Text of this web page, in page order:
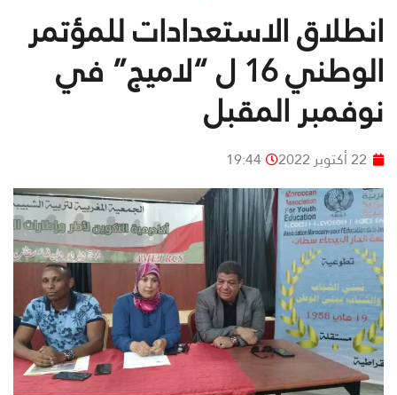
انطلاق الاستعدادات للمؤتمر
الوطني 16 ل “لاميج” في
نوفمبر المقبل
22 أكتوبر 2022 19:44